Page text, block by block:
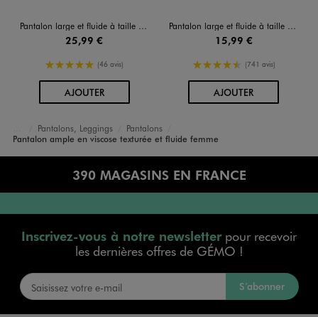
Pantalon large et fluide à taille élastiquée et liens à nouer femme
25,99 €
5/5 de moyenne
(46 avis)
AJOUTERAU PANIER
Pantalon large et fluide à taille haute femme
15,99 €
4.5/5 de moyenne
(741 avis)
AJOUTERAU PANIER
Accueil
Femme
Vêtements
Pantalons, Leggings
Pantalons
Pantalon ample en viscose texturée et fluide femme
390 MAGASINS EN FRANCE
Inscrivez-vous à notre newsletterpour recevoir
les dernières offres de GÉMO !
S’abonner